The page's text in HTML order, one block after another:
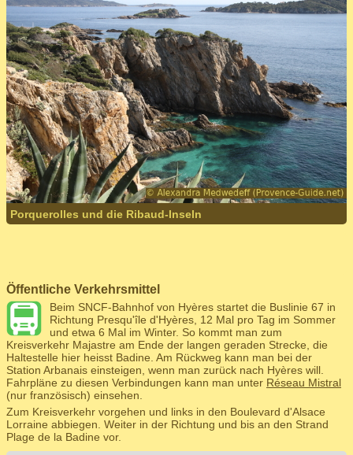
Porquerolles und die Ribaud-Inseln
Öffentliche Verkehrsmittel
Beim SNCF-Bahnhof von Hyères startet die Buslinie 67 in
Richtung Presqu'île d'Hyères, 12 Mal pro Tag im Sommer
und etwa 6 Mal im Winter. So kommt man zum
Kreisverkehr Majastre am Ende der langen geraden Strecke, die
Haltestelle hier heisst Badine. Am Rückweg kann man bei der
Station Arbanais einsteigen, wenn man zurück nach Hyères will.
Fahrpläne zu diesen Verbindungen kann man unter Réseau Mistral
(nur französisch) einsehen.
Zum Kreisverkehr vorgehen und links in den Boulevard d'Alsace
Lorraine abbiegen. Weiter in der Richtung und bis an den Strand
Plage de la Badine vor.